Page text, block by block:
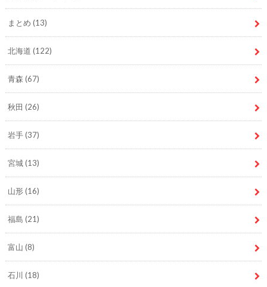
まとめ (13)
北海道 (122)
青森 (67)
秋田 (26)
岩手(37)
宮城(13)
山形(16)
福島 (21)
富山 (8)
石川 (18)